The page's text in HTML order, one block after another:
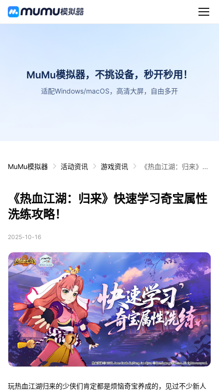
MuMu模拟器，不挑设备，秒开秒用！
适配Windows/macOS，高清大屏，自由多开
MuMu模拟器 活动资讯 游戏资讯
《热血江湖：归来》快
《热血江湖：归来》快速学习奇宝属性
洗练攻略！
2025-10-16
玩热血江湖归来的少侠们肯定都是烦恼奇宝养成的，见过不少新人